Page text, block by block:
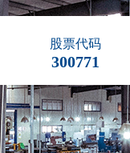
股票代码
300771